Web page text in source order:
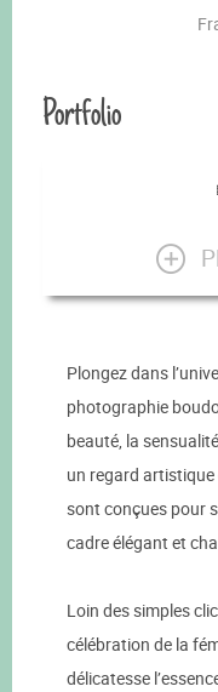
Portfolio
Plongez dans
photographie
beauté, la
un regard
sont conçues pour
cadre élégant et
Loin des simples
célébration de la
délicatesse